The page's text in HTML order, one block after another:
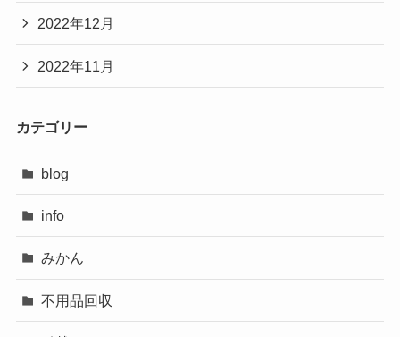
2022年12月
2022年11月
カテゴリー
blog
info
みかん
不用品回収